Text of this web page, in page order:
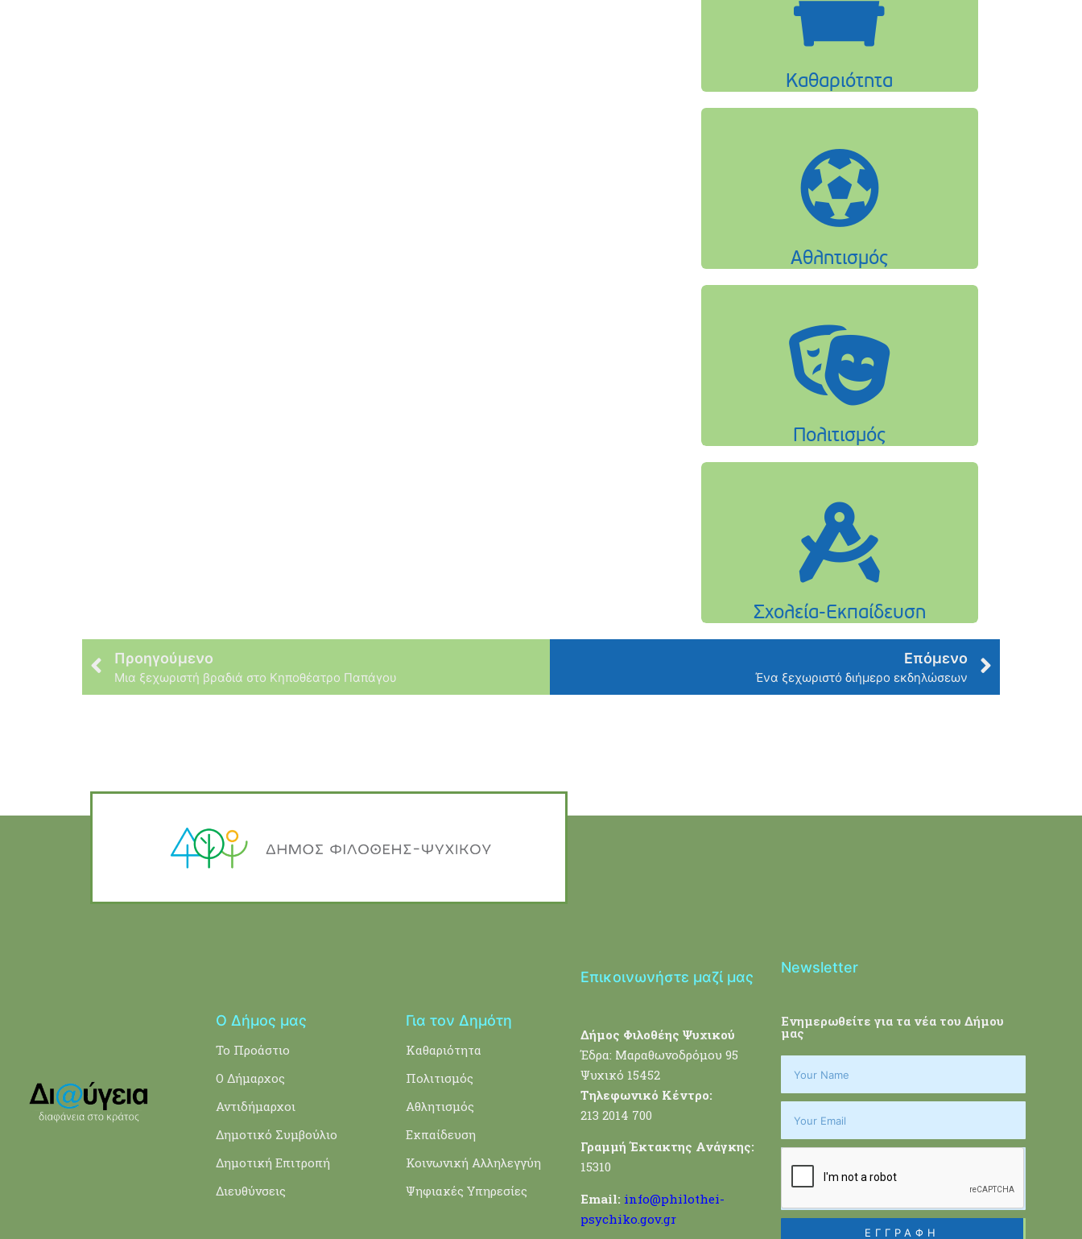
Προηγούμενο
Μια ξεχωριστή βραδιά στο Κηποθέατρο Παπάγου
Επόμενο
Ένα ξεχωριστό διήμερο εκδηλώσεων
Ο Δήμος μας
Το Προάστιο
Ο Δήμαρχος
Αντιδήμαρχοι
Δημοτικό Συμβούλιο
Δημοτική Επιτροπή
Διευθύνσεις
Για τον Δημότη
Καθαριότητα
Πολιτισμός
Αθλητισμός
Εκπαίδευση
Κοινωνική Αλληλεγγύη
Ψηφιακές Υπηρεσίες
Επικοινωνήστε μαζί μας
Δήμος Φιλοθέης Ψυχικού
Έδρα: Μαραθωνοδρόμου 95
Ψυχικό 15452
Τηλεφωνικό Κέντρο:
213 2014 700
Γραμμή Έκτακτης Ανάγκης:
15310
Email: info@philothei-
psychiko.gov.gr
Newsletter
Ενημερωθείτε για τα νέα του Δήμου
μας
ΕΓΓΡΑΦΗ